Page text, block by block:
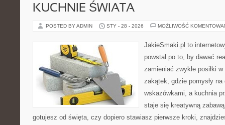
KUCHNIE ŚWIATA
POSTED BY ADMIN STY - 28 - 2026 MOŻLIWOŚĆ
JakieSmaki.pl to
powstał po to, by dawać
zamieniać zwykłe posiłki
zakątek, gdzie pomysły
wskazówkami, a kuchnia
staje się kreatywną
gotujesz od święta, czy dopiero stawiasz pierwsze kroki,